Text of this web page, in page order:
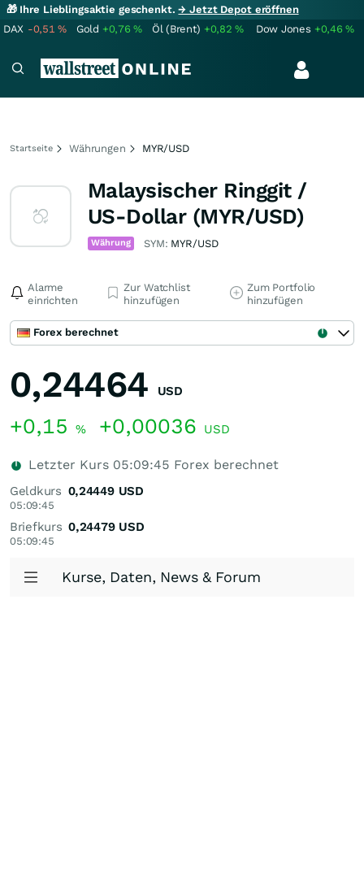
🎁 Ihre Lieblingsaktie geschenkt.→ Jetzt Depot eröffnen
DAX -0,51% Gold +0,76% Öl (Brent) +0,82% Dow Jones +0,46%
Startseite Währungen MYR/USD
Malaysischer Ringgit /
US-Dollar (MYR/USD)
Währung SYM: MYR/USD
Alarme
einrichten
Zur Watchlist
hinzufügen
Zum Portfolio
hinzufügen
Forex berechnet
0,24464 USD
+0,15 % +0,00036 USD
Letzter Kurs 05:09:45 Forex berechnet
Geldkurs
05:09:45
0,24449 USD
Briefkurs
05:09:45
0,24479 USD
Kurse, Daten, News & Forum